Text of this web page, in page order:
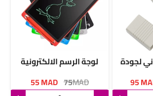
لجودة
95
لوجة الرسم الالكترونية
للأطفال 55MAD 75MAD